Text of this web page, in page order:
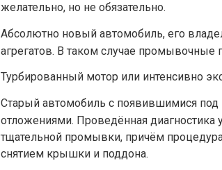
желательно, но не обязательно.
Абсолютно новый автомобиль, его
агрегатов. В таком случае промывочные
Турбированный мотор или интенсивно
Старый автомобиль с появившимися
отложениями. Проведённая диагностика
тщательной промывки, причём
снятием крышки и поддона.